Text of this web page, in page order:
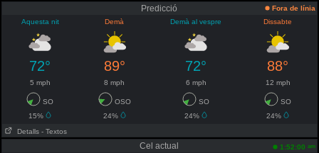
Predicció
Fora de línia
Aquesta nit
Demà Demà al vespre Dissabte
72° 89° 72° 88°
5 mph 8 mph 6 mph 12 mph
SO OSO SO
SO
15%
24% 24%
24%
Detalls - Textos
Cel actual 1:52:00 am